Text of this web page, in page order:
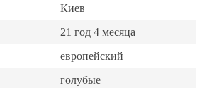
Киев
21 год 4 месяца
европейский
голубые